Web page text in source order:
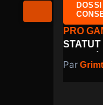
PRO
Par